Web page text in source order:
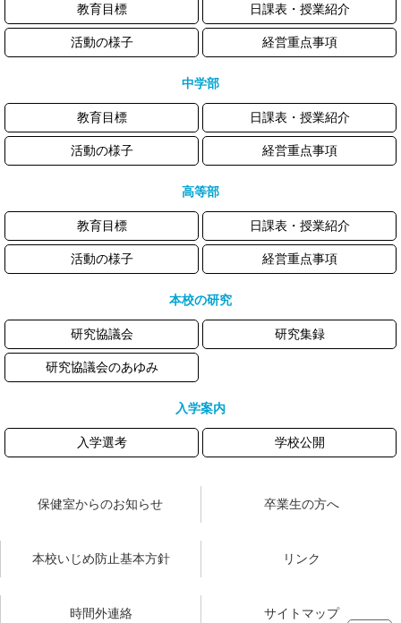
教育目標 日課表・授業紹介
活動の様子 経営重点事項
中学部
教育目標 日課表・授業紹介
活動の様子 経営重点事項
高等部
教育目標 日課表・授業紹介
活動の様子 経営重点事項
本校の研究
研究協議会 研究集録
研究協議会のあゆみ
入学案内
入学選考 学校公開
保健室からのお知らせ 卒業生の方へ
本校いじめ防止基本方針 リンク
時間外連絡 サイトマップ